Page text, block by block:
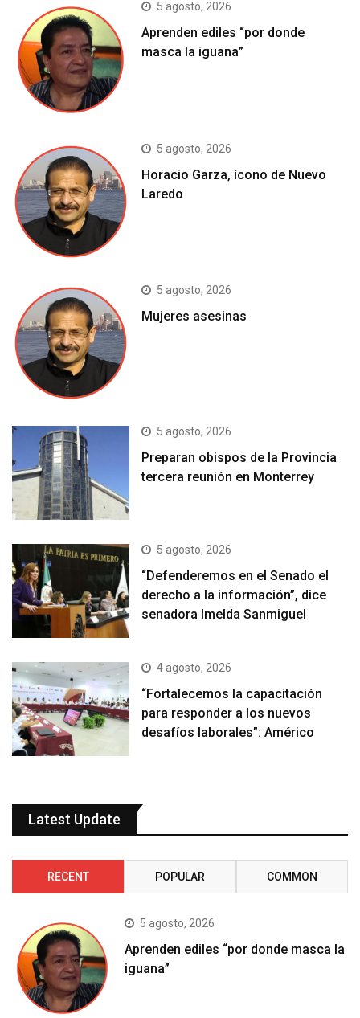
5 agosto, 2026
Aprenden ediles “por donde
masca la iguana”
5 agosto, 2026
Horacio Garza, ícono de Nuevo
Laredo
5 agosto, 2026
Mujeres asesinas
5 agosto, 2026
Preparan obispos de la Provincia
tercera reunión en Monterrey
5 agosto, 2026
“Defenderemos en el Senado el
derecho a la información”, dice
senadora Imelda Sanmiguel
4 agosto, 2026
“Fortalecemos la capacitación
para responder a los nuevos
desafíos laborales”: Américo
Latest Update
RECENT POPULAR COMMON
5 agosto, 2026
Aprenden ediles “por donde masca la
iguana”